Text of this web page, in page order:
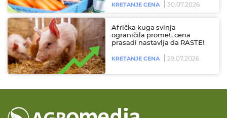
KRETANJE CENA 30.07.2026
Afrička kuga svinja
ograničila promet, cena
prasadi nastavlja da RASTE!
KRETANJE CENA 29.07.2026